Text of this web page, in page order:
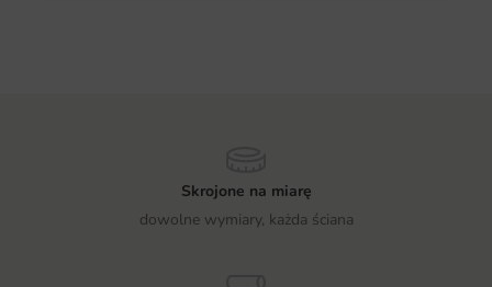
Skrojone na miarę
dowolne wymiary, każda ściana